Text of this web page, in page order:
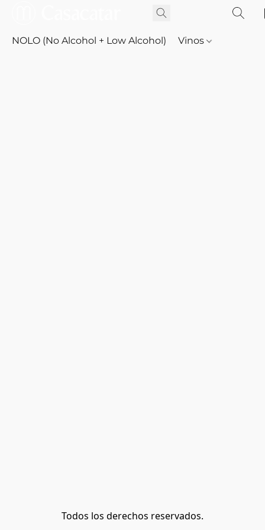
NOLO (No Alcohol + Low Alcohol) Vinos
Todos los derechos reservados.